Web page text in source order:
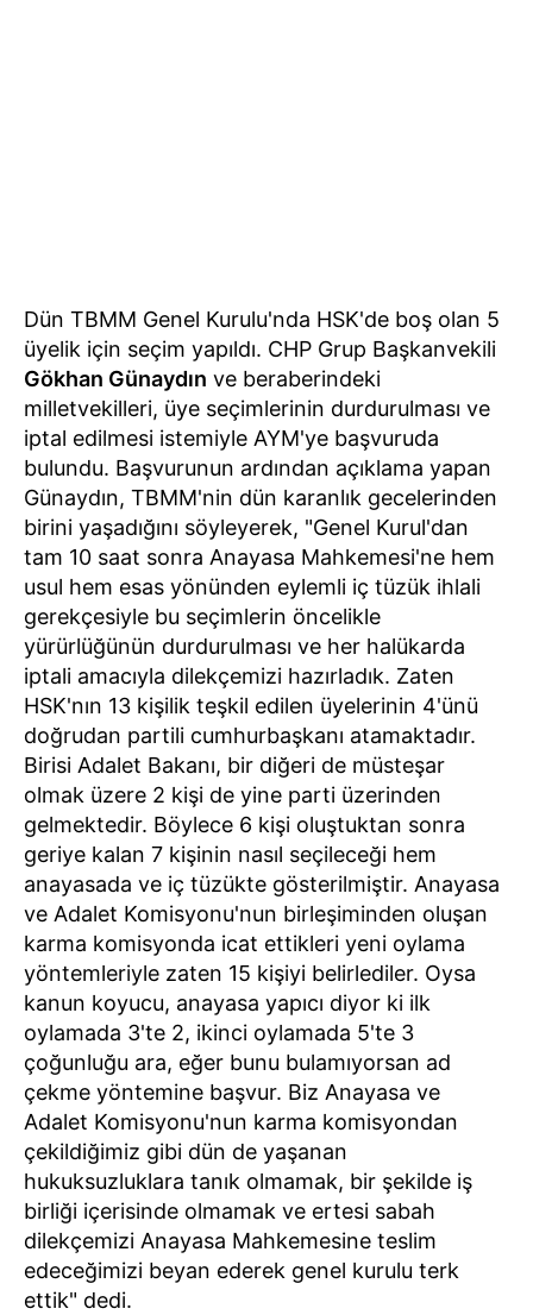
Dün TBMM Genel Kurulu'nda HSK'de boş olan 5
üyelik için seçim yapıldı. CHP Grup Başkanvekili
Gökhan Günaydın ve beraberindeki
milletvekilleri, üye seçimlerinin durdurulması ve
iptal edilmesi istemiyle AYM'ye başvuruda
bulundu. Başvurunun ardından açıklama yapan
Günaydın, TBMM'nin dün karanlık gecelerinden
birini yaşadığını söyleyerek, "Genel Kurul'dan
tam 10 saat sonra Anayasa Mahkemesi'ne hem
usul hem esas yönünden eylemli iç tüzük ihlali
gerekçesiyle bu seçimlerin öncelikle
yürürlüğünün durdurulması ve her halükarda
iptali amacıyla dilekçemizi hazırladık. Zaten
HSK'nın 13 kişilik teşkil edilen üyelerinin 4'ünü
doğrudan partili cumhurbaşkanı atamaktadır.
Birisi Adalet Bakanı, bir diğeri de müsteşar
olmak üzere 2 kişi de yine parti üzerinden
gelmektedir. Böylece 6 kişi oluştuktan sonra
geriye kalan 7 kişinin nasıl seçileceği hem
anayasada ve iç tüzükte gösterilmiştir. Anayasa
ve Adalet Komisyonu'nun birleşiminden oluşan
karma komisyonda icat ettikleri yeni oylama
yöntemleriyle zaten 15 kişiyi belirlediler. Oysa
kanun koyucu, anayasa yapıcı diyor ki ilk
oylamada 3'te 2, ikinci oylamada 5'te 3
çoğunluğu ara, eğer bunu bulamıyorsan ad
çekme yöntemine başvur. Biz Anayasa ve
Adalet Komisyonu'nun karma komisyondan
çekildiğimiz gibi dün de yaşanan
hukuksuzluklara tanık olmamak, bir şekilde iş
birliği içerisinde olmamak ve ertesi sabah
dilekçemizi Anayasa Mahkemesine teslim
edeceğimizi beyan ederek genel kurulu terk
ettik" dedi.